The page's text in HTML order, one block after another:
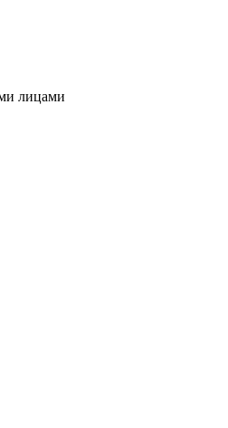
лицами